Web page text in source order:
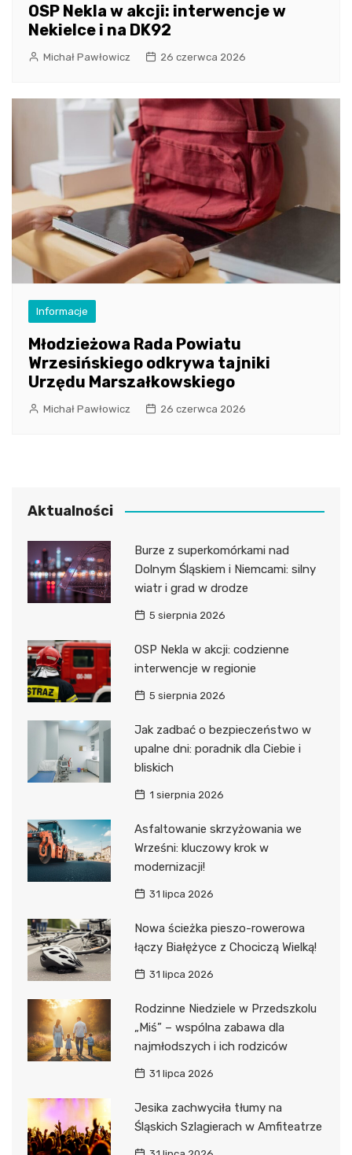
OSP Nekla w akcji: interwencje w
Nekielce i na DK92
Michał Pawłowicz 26 czerwca 2026
Informacje
Młodzieżowa Rada Powiatu
Wrzesińskiego odkrywa tajniki
Urzędu Marszałkowskiego
Michał Pawłowicz 26 czerwca 2026
Aktualności
Burze z superkomórkami nad
Dolnym Śląskiem i Niemcami: silny
wiatr i grad w drodze
5 sierpnia 2026
OSP Nekla w akcji: codzienne
interwencje w regionie
5 sierpnia 2026
Jak zadbać o bezpieczeństwo w
upalne dni: poradnik dla Ciebie i
bliskich
1 sierpnia 2026
Asfaltowanie skrzyżowania we
Wrześni: kluczowy krok w
modernizacji!
31 lipca 2026
Nowa ścieżka pieszo-rowerowa
łączy Białężyce z Chociczą Wielką!
31 lipca 2026
Rodzinne Niedziele w Przedszkolu
„Miś” – wspólna zabawa dla
najmłodszych i ich rodziców
31 lipca 2026
Jesika zachwyciła tłumy na
Śląskich Szlagierach w Amfiteatrze